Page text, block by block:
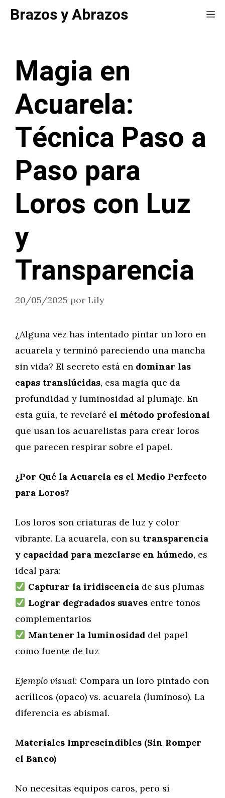
SaltarBrazos y Abrazos
Magia en
Acuarela:
Técnica Paso a
Paso para
Loros con Luz
y
Transparencia
20/05/2025 por Lily
¿Alguna vez has intentado pintar un loro en
acuarela y terminó pareciendo una mancha
sin vida? El secreto está en dominar las
capas translúcidas, esa magia que da
profundidad y luminosidad al plumaje. En
esta guía, te revelaré el método profesional
que usan los acuarelistas para crear loros
que parecen respirar sobre el papel.
¿Por Qué la Acuarela es el Medio Perfecto
para Loros?
Los loros son criaturas de luz y color
vibrante. La acuarela, con su transparencia
y capacidad para mezclarse en húmedo, es
ideal para:
Capturar la iridiscenciade sus plumas
Lograr degradados suavesentre tonos
complementarios
Mantener la luminosidaddel papel
como fuente de luz
Ejemplo visual: Compara un loro pintado con
acrílicos (opaco) vs. acuarela (luminoso). La
diferencia es abismal.
Materiales Imprescindibles (Sin Romper
el Banco)
No necesitas equipos caros, pero sí